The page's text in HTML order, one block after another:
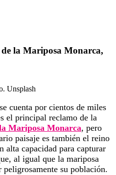
la Mariposa Monarca,
Unsplash
cuenta por cientos de miles
el principal reclamo de la
Mariposa Monarca, pero
paisaje es también el reino
alta capacidad para capturar
al igual que la mariposa
peligrosamente su población.